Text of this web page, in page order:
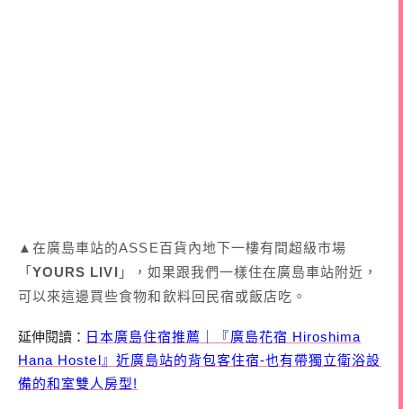
▲在廣島車站的ASSE百貨內地下一樓有間超級市場
「YOURS LIVI 」，如果跟我們一樣住在廣島車站附近，
可以來這邊買些食物和飲料回民宿或飯店吃。
延伸閱讀： 日本廣島住宿推薦｜『廣島花宿 Hiroshima
Hana Hostel』近廣島站的背包客住宿-也有帶獨立衛浴設
備的和室雙人房型!